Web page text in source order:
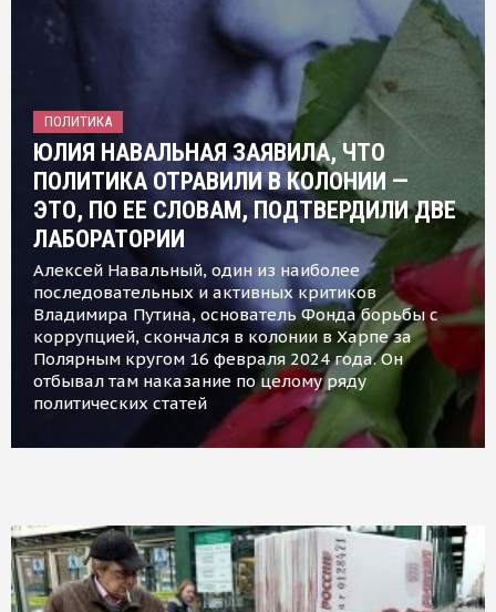
ПОЛИТИКА
ЮЛИЯ НАВАЛЬНАЯ ЗАЯВИЛА, ЧТО
ПОЛИТИКА ОТРАВИЛИ В КОЛОНИИ —
ЭТО, ПО ЕЕ СЛОВАМ, ПОДТВЕРДИЛИ ДВЕ
ЛАБОРАТОРИИ
Алексей Навальный, один из наиболее
последовательных и активных критиков
Владимира Путина, основатель Фонда борьбы с
коррупцией, скончался в колонии в Харпе за
Полярным кругом 16 февраля 2024 года. Он
отбывал там наказание по целому ряду
политических статей